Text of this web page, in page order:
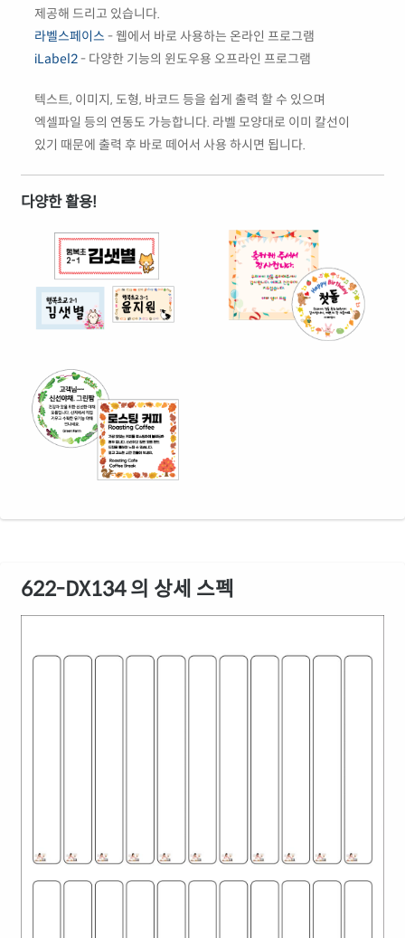
제공해 드리고 있습니다.
라벨스페이스 - 웹에서 바로 사용하는 온라인 프로그램
iLabel2- 다양한 기능의 윈도우용 오프라인 프로그램
텍스트, 이미지, 도형, 바코드 등을 쉽게 출력 할 수 있으며
엑셀파일 등의 연동도 가능합니다. 라벨 모양대로 이미 칼선이
있기 때문에 출력 후 바로 떼어서 사용 하시면 됩니다.
다양한 활용!
622-DX134 의 상세 스펙